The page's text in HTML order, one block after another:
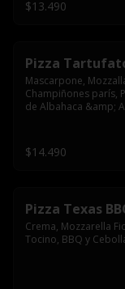
$13.490
Pizza
Mascarpone,
Champiñones parís,
de Albahaca &amp;
$14.490
Pizza Texas
Crema, Mozzarella
Tocino, BBQ y